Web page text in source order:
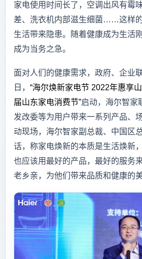
家电使用时间长了，空调出风有霉
差、洗衣机内部滋生细菌……这样
生活带来隐患。随着健康成为生活
成为当务之急。
面对人们的健康需求，政府、企业
日， “海尔焕新家电节 2022年惠享
届山东家电消费节”启动，海尔智家
发改委等为用户带来一系列产品、
动现场，海尔智家副总裁、中国区
话，称家电焕新的本质是生活焕新
也应该用最好的产品，最好的服务
老乡亲，为他们带来品质和健康的